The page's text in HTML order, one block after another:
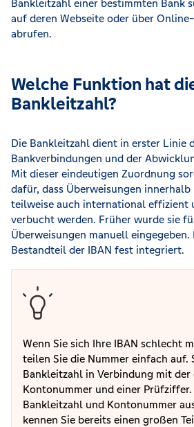
Bankleitzahl einer bestimmten Bank
auf deren Webseite oder über
abrufen.
Welche Funktion hat
Bankleitzahl?
Die Bankleitzahl dient in erster Linie
Bankverbindungen und der
Mit dieser eindeutigen Zuordnung
dafür, dass Überweisungen
teilweise auch international effizient
verbucht werden. Früher wurde sie
Überweisungen manuell eingegeben.
Bestandteil der IBAN fest integriert.
Wenn Sie sich Ihre IBAN schlecht
teilen Sie die Nummer einfach auf.
Bankleitzahl in Verbindung mit der
Kontonummer und einer Prüfziffer.
Bankleitzahl und Kontonummer
kennen Sie bereits einen großen